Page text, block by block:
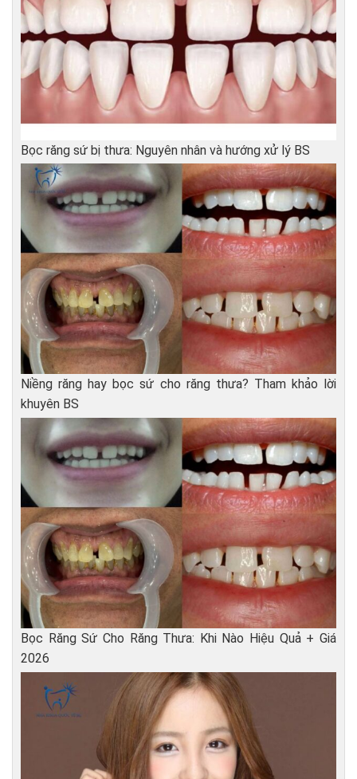
Bọc răng sứ bị thưa: Nguyên nhân và hướng xử lý BS
Niềng răng hay bọc sứ cho răng thưa? Tham khảo lời
khuyên BS
Bọc Răng Sứ Cho Răng Thưa: Khi Nào Hiệu Quả + Giá
2026